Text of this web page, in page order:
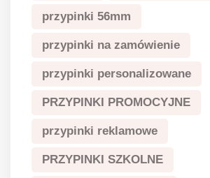
przypinki 56mm
przypinki na zamówienie
przypinki personalizowane
PRZYPINKI PROMOCYJNE
przypinki reklamowe
PRZYPINKI SZKOLNE